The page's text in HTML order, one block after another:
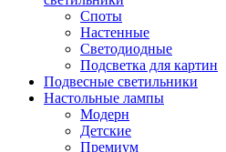
Споты
Настенные
Светодиодные
Подсветка для картин
Подвесные светильники
Настольные лампы
Модерн
Детские
Премиум